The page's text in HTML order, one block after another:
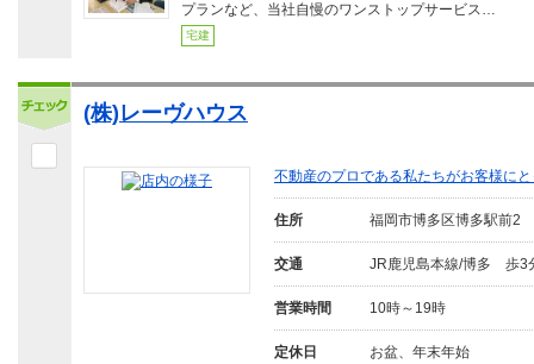
プランなど、当社自慢のワンストップサービス…
宅建
(株)レーヴハウス
不動産のプロである私たちがお客様に
住所 福岡市博多区博多駅前2
交通 JR鹿児島本線/博多 歩3
営業時間 10時～19時
定休日 お盆、年末年始